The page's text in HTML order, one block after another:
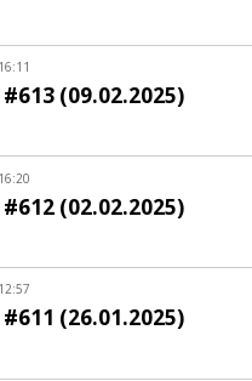
(09.02.2025)
(02.02.2025)
(26.01.2025)